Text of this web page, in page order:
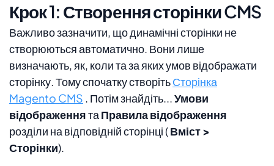
Крок 1: Створення сторінки CMS
Важливо зазначити, що динамічні сторінки не
створюються автоматично. Вони лише
визначають, як, коли та за яких умов відображати
сторінку. Тому спочатку створітьСторінка
Magento CMS . Потім знайдіть...Умови
відображеннятаПравила відображення
розділи на відповідній сторінці (Вміст >
Сторінки).